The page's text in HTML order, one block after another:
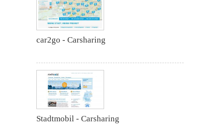
car2go - Carsharing
Stadtmobil - Carsharing